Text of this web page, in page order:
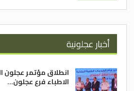
أخبار عجلونية
انطلاق مؤتمر عجلون
الاطباء فرع عجلون…